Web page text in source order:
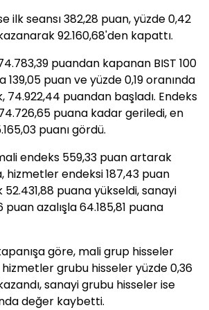
ilk seansı 382,28 puan, yüzde 0,42
92.160,68'den kapattı.
puandan kapanan BIST 100
139,05 puan ve yüzde 0,19 oranında
puandan başladı. Endeks
puana kadar geriledi, en
puanı gördü.
endeks 559,33 puan artarak
hizmetler endeksi 187,43 puan
puana yükseldi, sanayi
puan azalışla 64.185,81 puana
göre, mali grup hisseler
grubu hisseler yüzde 0,36
sanayi grubu hisseler ise
değer kaybetti.